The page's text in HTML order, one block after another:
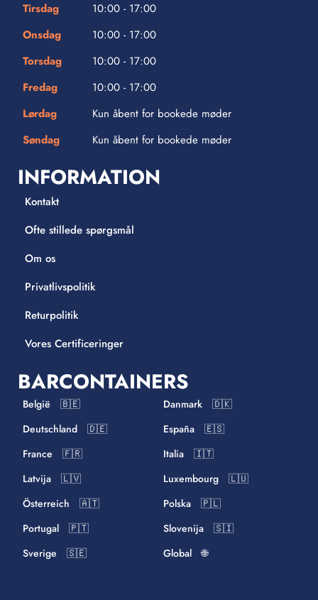
Tirsdag
10:00 - 17:00
Onsdag
10:00 - 17:00
Torsdag
10:00 - 17:00
Fredag
10:00 - 17:00
Lørdag
Kun åbent for bookede møder
Søndag
Kun åbent for bookede møder
INFORMATION
Kontakt
Ofte stillede spørgsmål
Om os
Privatlivspolitik
Returpolitik
Vores Certificeringer
BARCONTAINERS
België 🇧🇪
Danmark 🇩🇰
Deutschland 🇩🇪
España 🇪🇸
France 🇫🇷
Italia 🇮🇹
Latvija 🇱🇻
Luxembourg 🇱🇺
Österreich 🇦🇹
Polska 🇵🇱
Portugal 🇵🇹
Slovenija 🇸🇮
Sverige 🇸🇪
Global 🌐